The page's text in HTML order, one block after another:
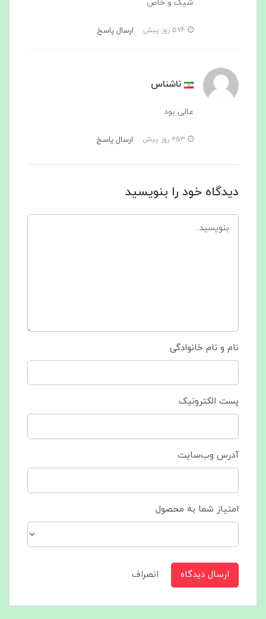
شیک و خاص
ارسال پاسخ
ناشناس
عالی بود
ارسال پاسخ
دیدگاه خود را بنویسید
نام و نام خانوادگی
پست الکترونیک
آدرس وب‌سایت
امتیاز شما به محصول
ارسال دیدگاه انصراف